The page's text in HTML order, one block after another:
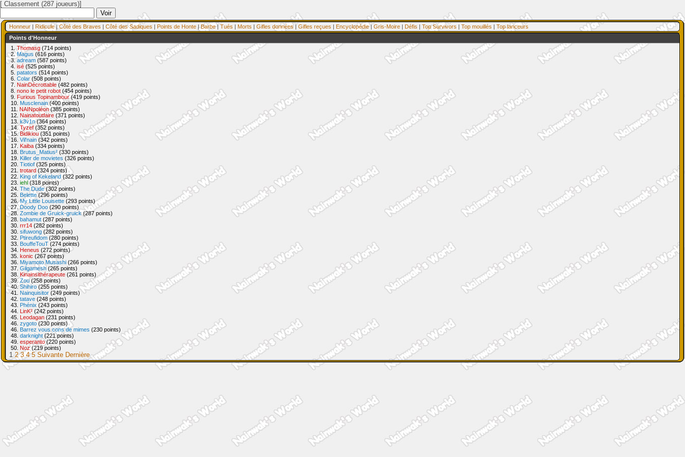
[ Classement (287 joueurs)]
Honneur | Ridicule|Côté des Braves | Côté des Sadiques | Points de Honte |Barbe| Tués | Morts | Gifles données | Gifles reçues | Encyclopédie| Gris-Moire | Défis | Top Survivors | Top mouillés | Top lanceurs
Points d'Honneur
1. Thomasg (714 points)
2.Magus (616 points)
3.adream (587 points)
4. isé (525 points)
5. patators (514 points)
6. Colar (508 points)
7. NainDécrottable (482 points)
8. nono le petit robot (454 points)
9. Furious Topinambour(419 points)
10. Musclenain(400 points)
11. NAINpoléon(385 points)
12. Nainatoutfaire (371 points)
13. k3v1n(364 points)
14.Tyzef (352 points)
15.Bidikiou (351 points)
16. Vil'nain (342 points)
17. Kaiba (334 points)
18. Brutus_Matius² (330 points)
19. Killer de movietes (326 points)
20. Tiotiof (325 points)
21. trotard (324 points)
22. King of Kekeland (322 points)
23. iehl (318 points)
24. The Dude(302 points)
25. Belette(296 points)
26.My Little Louisette (293 points)
27.Doody Doo (290 points)
28. Zombie de Gruick-gruick(287 points)
28. bahamut (287 points)
30. rrr14 (282 points)
30. sifuwong (282 points)
32. Ptireufidom (280 points)
33. BouffeTouT (274 points)
34. Heneus (272 points)
35. konic (267 points)
36. Miyamoto Musashi (266 points)
37. Gilgamesh (265 points)
38. Kinainsithérapeute (261 points)
39.Zou(258 points)
40.Shihiro (255 points)
41. Nainquisitor (249 points)
42. tatave (248 points)
43. Phénix (243 points)
44. LinK² (242 points)
45. Leodagan (231 points)
46. zygoto (230 points)
46. Barrez vous cons de mimes (230 points)
48. darknight (221 points)
49. esperanto(220 points)
50. Noz(219 points)
1 2 3 4 5 Suivante Dernière